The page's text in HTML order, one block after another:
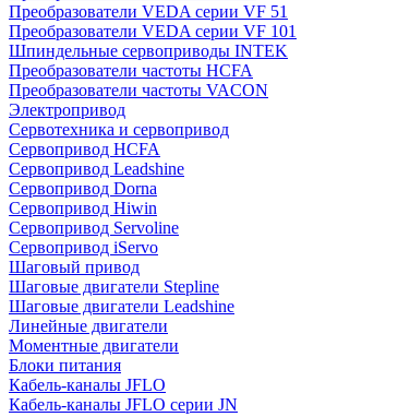
Преобразователи VEDA серии VF 51
Преобразователи VEDA серии VF 101
Шпиндельные сервоприводы INTEK
Преобразователи частоты HCFA
Преобразователи частоты VACON
Электропривод
Сервотехника и сервопривод
Сервопривод HCFA
Сервопривод Leadshine
Сервопривод Dorna
Сервопривод Hiwin
Сервопривод Servoline
Сервопривод iServo
Шаговый привод
Шаговые двигатели Stepline
Шаговые двигатели Leadshine
Линейные двигатели
Моментные двигатели
Блоки питания
Кабель-каналы JFLO
Кабель-каналы JFLO серии JN